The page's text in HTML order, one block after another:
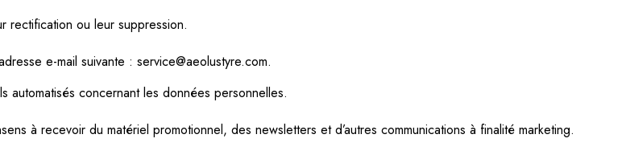
rectification ou leur suppression.
e-mail suivante : service@aeolustyre.com.
automatisés concernant les données personnelles.
à recevoir du matériel promotionnel, des newsletters et d’autres communications à finalité marketing.